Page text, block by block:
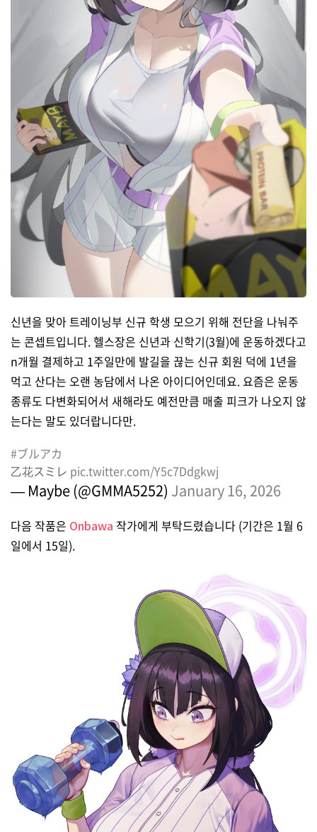
신년을 맞아 트레이닝부 신규 학생 모으기 위해 전단을 나눠주
는 콘셉트입니다. 헬스장은 신년과 신학기(3월)에 운동하겠다고
n개월 결제하고 1주일만에 발길을 끊는 신규 회원 덕에 1년을
먹고 산다는 오랜 농담에서 나온 아이디어인데요. 요즘은 운동
종류도 다변화되어서 새해라도 예전만큼 매출 피크가 나오지 않
는다는 말도 있더랍니다만.
#ブルアカ
乙花スミレ pic.twitter.com/Y5c7Ddgkwj
— Maybe (@GMMA5252) January 16, 2026
다음 작품은 Onbawa 작가에게 부탁드렸습니다 (기간은 1월 6
일에서 15일).